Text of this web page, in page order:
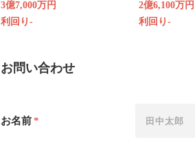
3億7,000万円
利回り-
2億6,100万円
利回り-
お問い合わせ
お名前*